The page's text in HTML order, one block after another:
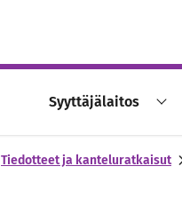
Syyttäjälaitos
Tiedotteet ja kanteluratkaisut